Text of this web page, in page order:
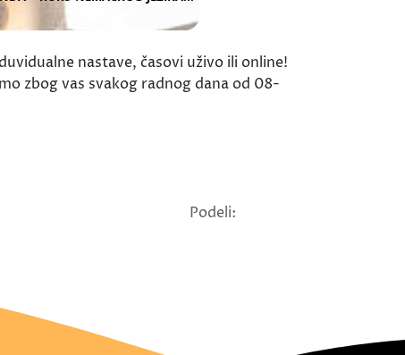
nastave, časovi uživo ili online!
zbog vas svakog radnog dana od 08-
Podeli: